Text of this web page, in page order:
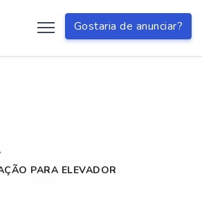
Gostaria de anunciar?
PARA ELEVADOR